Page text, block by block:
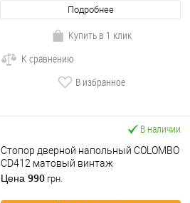
Подробнее
Купить в 1 клик
К сравнению
В избранное
В наличии
Стопор дверной напольный COLOMBO
CD412 матовый винтаж
Цена 990 грн.